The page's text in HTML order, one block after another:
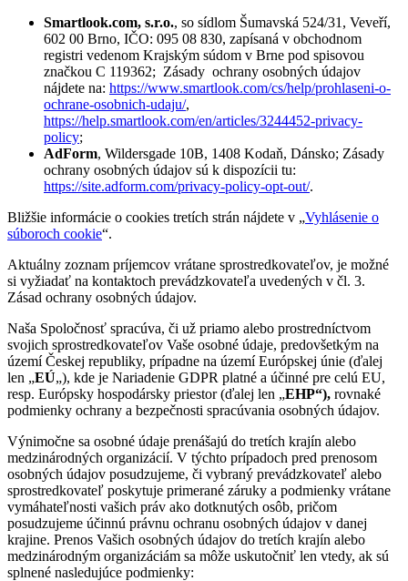
Smartlook.com, s.r.o., so sídlom Šumavská 524/31, Veveří,
602 00 Brno, IČO: 095 08 830, zapísaná v obchodnom
registri vedenom Krajským súdom v Brne pod spisovou
značkou C 119362; Zásady ochrany osobných údajov
nájdete na: https://www.smartlook.com/cs/help/prohlaseni-o-
ochrane-osobnich-udaju/,
https://help.smartlook.com/en/articles/3244452-privacy-
policy;
AdForm, Wildersgade 10B, 1408 Kodaň, Dánsko; Zásady
ochrany osobných údajov sú k dispozícii tu:
https://site.adform.com/privacy-policy-opt-out/.
Bližšie informácie o cookies tretích strán nájdete v „Vyhlásenie o
súboroch cookie“.
Aktuálny zoznam príjemcov vrátane sprostredkovateľov, je možné
si vyžiadať na kontaktoch prevádzkovateľa uvedených v čl. 3.
Zásad ochrany osobných údajov.
Naša Spoločnosť spracúva, či už priamo alebo prostredníctvom
svojich sprostredkovateľov Vaše osobné údaje, predovšetkým na
území Českej republiky, prípadne na území Európskej únie (ďalej
len „EÚ„), kde je Nariadenie GDPR platné a účinné pre celú EU,
resp. Európsky hospodársky priestor (ďalej len „EHP“), rovnaké
podmienky ochrany a bezpečnosti spracúvania osobných údajov.
Výnimočne sa osobné údaje prenášajú do tretích krajín alebo
medzinárodných organizácií. V týchto prípadoch pred prenosom
osobných údajov posudzujeme, či vybraný prevádzkovateľ alebo
sprostredkovateľ poskytuje primerané záruky a podmienky vrátane
vymáhateľnosti vašich práv ako dotknutých osôb, pričom
posudzujeme účinnú právnu ochranu osobných údajov v danej
krajine. Prenos Vašich osobných údajov do tretích krajín alebo
medzinárodným organizáciám sa môže uskutočniť len vtedy, ak sú
splnené nasledujúce podmienky: